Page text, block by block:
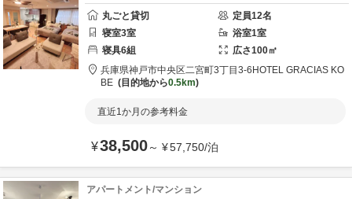
丸ごと貸切
定員12名
寝室3室 浴室1室
寝具6組 広さ100㎡
兵庫県神戸市中央区二宮町3丁目3-6 HOTEL GRACIAS KO
BE
目的地から0.5km
直近1か月の参考料金
¥38,500～ ¥57,750/泊
アパートメント/マンション